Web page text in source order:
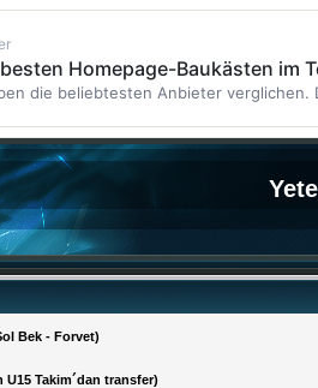
Bek - Forvet)
Takim´dan transfer)
Homepage-Baukästen im
die beliebtesten Anbieter verglichen.